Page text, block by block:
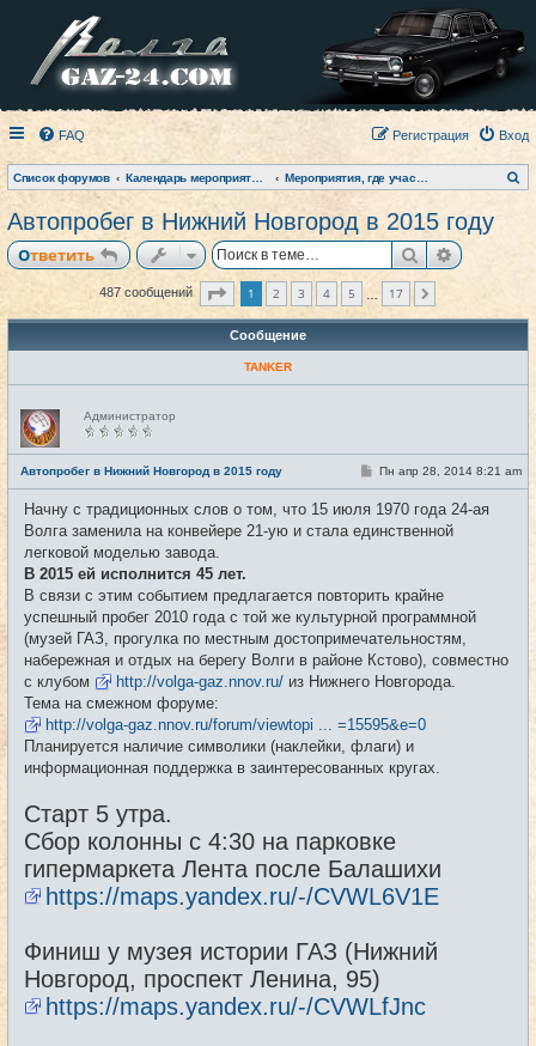
FAQ Вход
Регистрация
Список форумов
о
Автопробег в Нижний Новгород в 2015 году
Ответить Поиск
487 сообщений Страница из
1 2 3 4 5 17
Сообщение
TANKER
Н
е
в
с
е
т
и
Администратор
Автопробег в Нижний Новгород в 2015 году #1
С
б
щ
Пн апр 28, 2014 8:21 am
Начну с традиционных слов о том, что 15 июля 1970 года 24-ая
Волга заменила на конвейере 21-ую и стала единственной
легковой моделью завода.
В 2015 ей исполнится 45 лет.
В связи с этим событием предлагается повторить крайне
успешный пробег 2010 года с той же культурной программной
(музей ГАЗ, прогулка по местным достопримечательностям,
набережная и отдых на берегу Волги в районе Кстово), совместно
с клубом
http://volga-gaz.nnov.ru/ из Нижнего Новгорода.
Тема на смежном форуме:
http://volga-gaz.nnov.ru/forum/viewtopi ... =15595&e=0
Планируется наличие символики (наклейки, флаги) и
информационная поддержка в заинтересованных кругах.
Старт 5 утра.
Сбор колонны с 4:30 на парковке
гипермаркета Лента после Балашихи
https://maps.yandex.ru/-/CVWL6V1E
Финиш у музея истории ГАЗ (Нижний
Новгород, проспект Ленина, 95)
https://maps.yandex.ru/-/CVWLfJnc